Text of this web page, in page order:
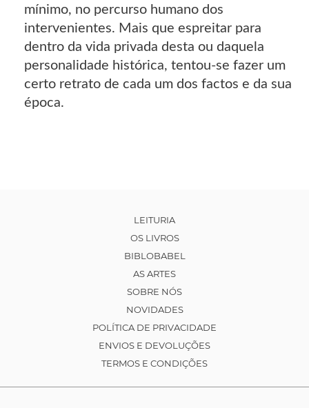
mínimo, no percurso humano dos
intervenientes. Mais que espreitar para
dentro da vida privada desta ou daquela
personalidade histórica, tentou-se fazer um
certo retrato de cada um dos factos e da sua
época.
LEITURIA
OS LIVROS
BIBLOBABEL
AS ARTES
SOBRE NÓS
NOVIDADES
POLÍTICA DE PRIVACIDADE
ENVIOS E DEVOLUÇÕES
TERMOS E CONDIÇÕES